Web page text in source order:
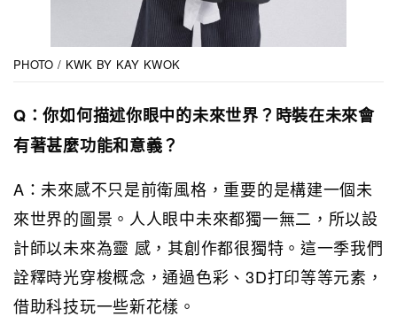
PHOTO / KWK BY KAY KWOK
Q：你如何描述你眼中的未來世界？時裝在未來會
有著甚麼功能和意義？
A：未來感不只是前衛風格，重要的是構建一個未
來世界的圖景。人人眼中未來都獨一無二，所以設
計師以未來為靈 感，其創作都很獨特。這一季我們
詮釋時光穿梭概念，通過色彩、3D打印等等元素，
借助科技玩一些新花樣。